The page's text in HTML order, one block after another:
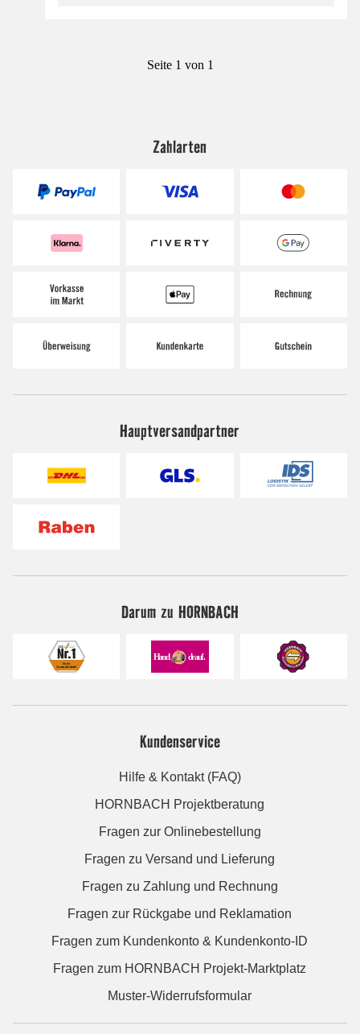
Seite 1 von 1
Zahlarten
Hauptversandpartner
Darum zu HORNBACH
Kundenservice
Hilfe & Kontakt (FAQ)
HORNBACH Projektberatung
Fragen zur Onlinebestellung
Fragen zu Versand und Lieferung
Fragen zu Zahlung und Rechnung
Fragen zur Rückgabe und Reklamation
Fragen zum Kundenkonto & Kundenkonto-ID
Fragen zum HORNBACH Projekt-Marktplatz
Muster-Widerrufsformular